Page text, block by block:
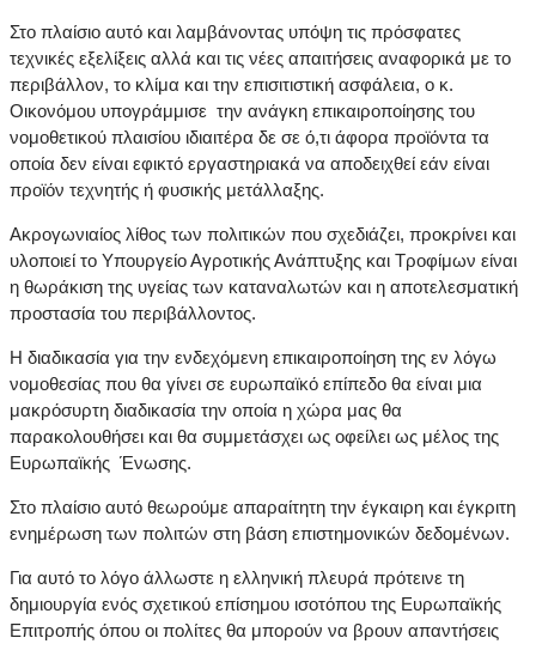
Στο πλαίσιο αυτό και λαμβάνοντας υπόψη τις πρόσφατες
τεχνικές εξελίξεις αλλά και τις νέες απαιτήσεις αναφορικά με το
περιβάλλον, το κλίμα και την επισιτιστική ασφάλεια, ο κ.
Οικονόμου υπογράμμισε την ανάγκη επικαιροποίησης του
νομοθετικού πλαισίου ιδιαιτέρα δε σε ό,τι άφορα προϊόντα τα
οποία δεν είναι εφικτό εργαστηριακά να αποδειχθεί εάν είναι
προϊόν τεχνητής ή φυσικής μετάλλαξης.
Ακρογωνιαίος λίθος των πολιτικών που σχεδιάζει, προκρίνει και
υλοποιεί το Υπουργείο Αγροτικής Ανάπτυξης και Τροφίμων είναι
η θωράκιση της υγείας των καταναλωτών και η αποτελεσματική
προστασία του περιβάλλοντος.
Η διαδικασία για την ενδεχόμενη επικαιροποίηση της εν λόγω
νομοθεσίας που θα γίνει σε ευρωπαϊκό επίπεδο θα είναι μια
μακρόσυρτη διαδικασία την οποία η χώρα μας θα
παρακολουθήσει και θα συμμετάσχει ως οφείλει ως μέλος της
Ευρωπαϊκής Ένωσης.
Στο πλαίσιο αυτό θεωρούμε απαραίτητη την έγκαιρη και έγκριτη
ενημέρωση των πολιτών στη βάση επιστημονικών δεδομένων.
Για αυτό το λόγο άλλωστε η ελληνική πλευρά πρότεινε τη
δημιουργία ενός σχετικού επίσημου ισοτόπου της Ευρωπαϊκής
Επιτροπής όπου οι πολίτες θα μπορούν να βρουν απαντήσεις